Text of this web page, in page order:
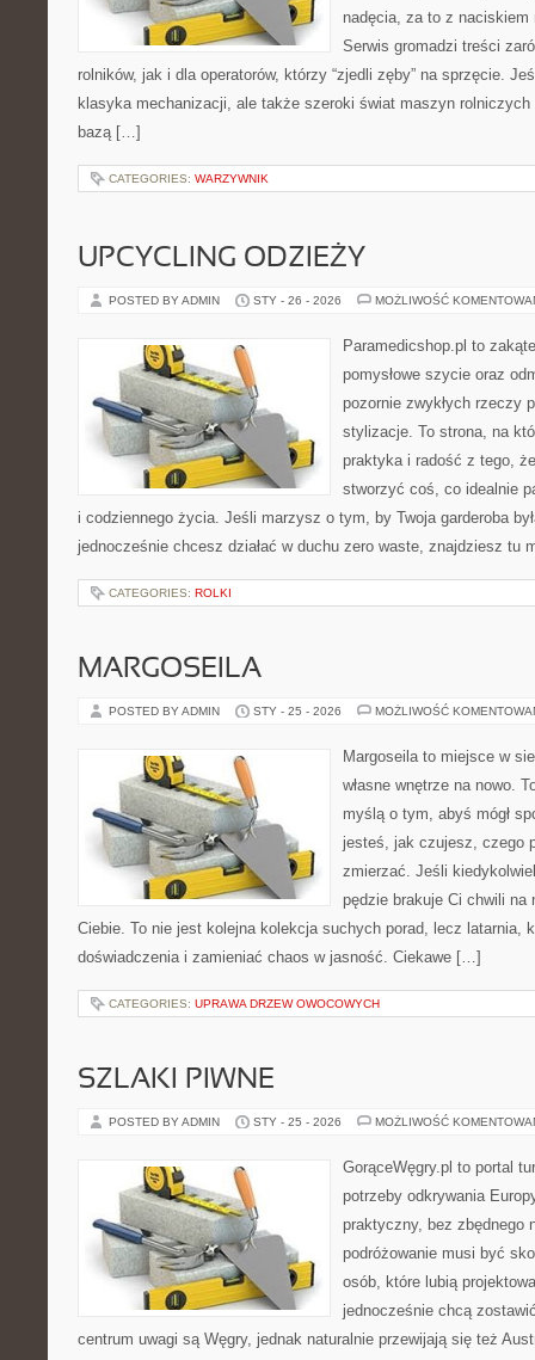
nadęcia, za to z
Serwis gromadzi treści
rolników, jak i dla operatorów, którzy “zjedli zęby” na sprzęcie.
klasyka mechanizacji, ale także szeroki świat maszyn
bazą […]
CATEGORIES: WARZYWNIK
UPCYCLING ODZIEŻY
POSTED BY ADMIN STY - 26 - 2026 MOŻLIWOŚĆ
Paramedicshop.pl to
pomysłowe szycie oraz
pozornie zwykłych rzeczy
stylizacje. To strona, na
praktyka i radość z tego,
stworzyć coś, co idealnie
i codziennego życia. Jeśli marzysz o tym, by Twoja garderoba
jednocześnie chcesz działać w duchu zero waste, znajdziesz tu
CATEGORIES: ROLKI
MARGOSEILA
POSTED BY ADMIN STY - 25 - 2026 MOŻLIWOŚĆ
Margoseila to miejsce w
własne wnętrze na nowo.
myślą o tym, abyś mógł
jesteś, jak czujesz, czego
zmierzać. Jeśli
pędzie brakuje Ci chwili na
Ciebie. To nie jest kolejna kolekcja suchych porad, lecz latarnia,
doświadczenia i zamieniać chaos w jasność. Ciekawe […]
CATEGORIES: UPRAWA DRZEW OWOCOWYCH
SZLAKI PIWNE
POSTED BY ADMIN STY - 25 - 2026 MOŻLIWOŚĆ
GorąceWęgry.pl to portal
potrzeby odkrywania
praktyczny, bez zbędnego
podróżowanie musi być
osób, które lubią
jednocześnie chcą
centrum uwagi są Węgry, jednak naturalnie przewijają się też